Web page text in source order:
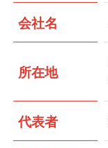
会社名
所在地
代表者